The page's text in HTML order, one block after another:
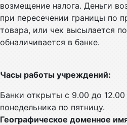
возмещение налога. Деньги
при пересечении границы по
товара, или чек высылается
обналичивается в банке.
Часы работы учреждений:
Банки открыты с 9.00 до 12.00
понедельника по пятницу.
Географическое доменное